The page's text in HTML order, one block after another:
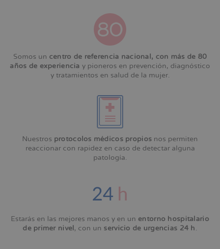
Somos un centro de referencia nacional, con más de 80
años de experiencia y pioneros en prevención, diagnóstico
y tratamientos en salud de la mujer.
Nuestros protocolos médicos propios nos permiten
reaccionar con rapidez en caso de detectar alguna
patología.
Estarás en las mejores manos y en un entorno hospitalario
de primer nivel , con un servicio de urgencias 24 h.